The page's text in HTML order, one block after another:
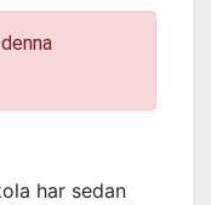
har sedan